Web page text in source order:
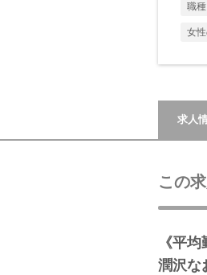
職
女
求人
この
《平
潤沢な